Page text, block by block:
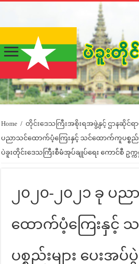
Home / တိုင်းဒေသကြီးအစိုးရအဖွဲ့နှင့် ဌာနဆိုင်ရာမ
ပညာသင်ထောက်ပံ့ကြေးနှင့် သင်ထောက်ကူပစ္စည်း
ပဲခူးတိုင်းဒေသကြီးစီမံအုပ်ချုပ်ရေး ကောင်စီ ဥက္
၂၀၂၀-၂၀၂၁ ခု ပ
ထောက်ပံ့ကြေးနှင့်
ပစ္စည်းများ ပေးအ